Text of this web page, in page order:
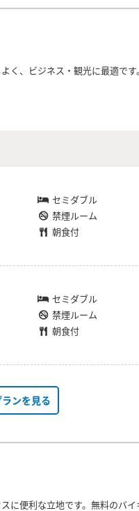
、ビジネス・観光に最適です。
セミダブル
禁煙ルーム
朝食付
セミダブル
禁煙ルーム
朝食付
ンを見る
に便利な立地です。無料のバ